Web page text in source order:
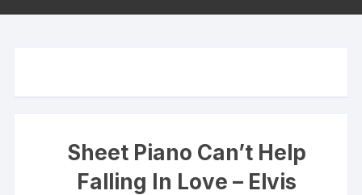
Sheet Piano Can’t Help
Falling In Love – Elvis